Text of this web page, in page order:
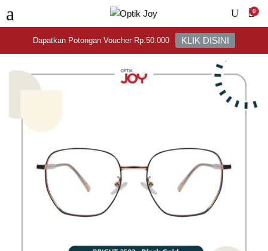
0
Dapatkan Potongan Voucher Rp.50.000 KLIK DISINI